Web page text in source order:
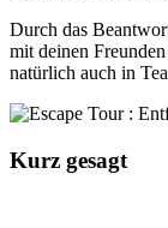
Durch das
mit deinen
natürlich auch in
Kurz gesagt